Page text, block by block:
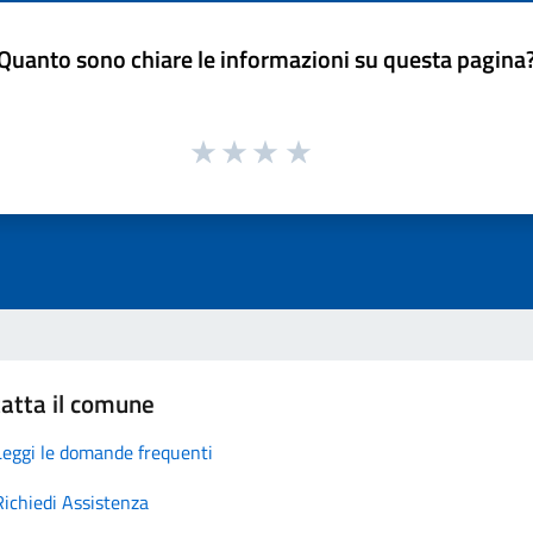
sono chiare le informazioni su questa
il comune
le domande frequenti
Assistenza